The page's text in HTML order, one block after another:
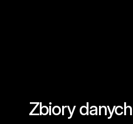
Zbiory danych